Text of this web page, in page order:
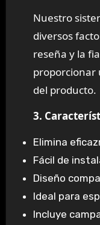
Nuestro
diversos
reseña y la
proporcionar
del producto.
3.
Elimina
Fácil de
Diseño
Ideal para
Incluye